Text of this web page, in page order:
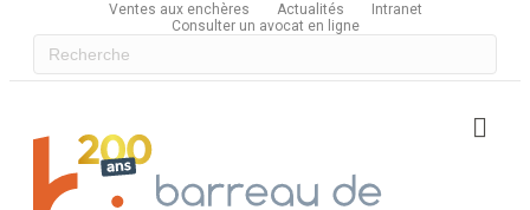
Ventes aux enchères
Actualités
Intranet
Consulter un avocat en ligne